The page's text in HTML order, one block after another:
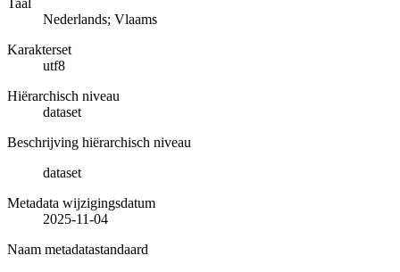
Taal
Nederlands; Vlaams
Karakterset
utf8
Hiërarchisch niveau
dataset
Beschrijving hiërarchisch niveau
dataset
Metadata wijzigingsdatum
2025-11-04
Naam metadatastandaard